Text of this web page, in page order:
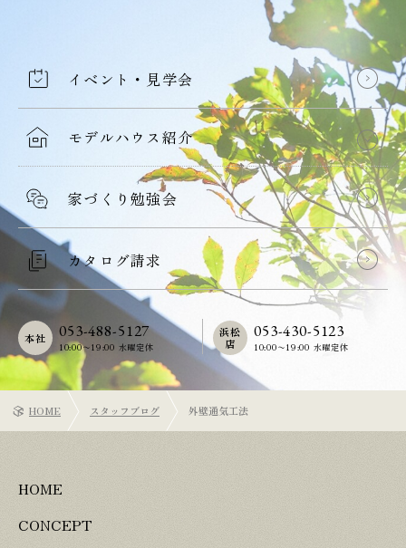
イベント・見学会
モデルハウス紹介
家づくり勉強会
カタログ請求
053-488-5127
10:00〜19:00 水曜定休
本社 053-430-5123
10:00〜19:00 水曜定休
浜松
店
HOME スタッフブログ 外壁通気工法
HOME
CONCEPT